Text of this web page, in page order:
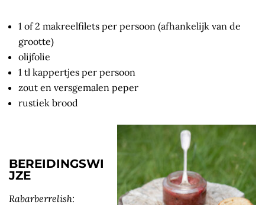
1 of 2 makreelfilets per persoon (afhankelijk van de
grootte)
olijfolie
1 tl kappertjes per persoon
zout en versgemalen peper
rustiek brood
BEREIDINGSWI
JZE
Rabarberrelish: